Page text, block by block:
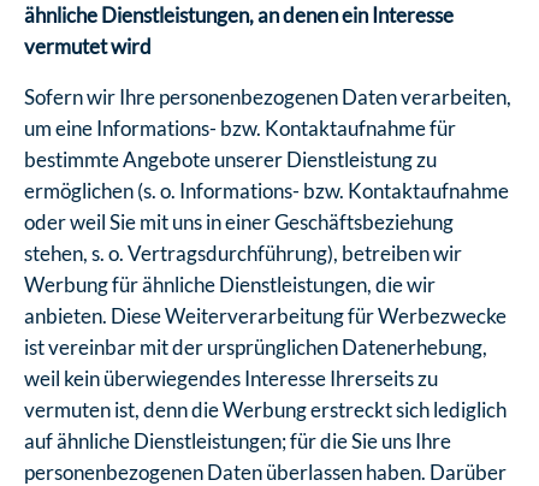
ähnliche Dienstleistungen, an denen ein Interesse
vermutet wird
Sofern wir Ihre personenbezogenen Daten verarbeiten,
um eine Informations- bzw. Kontaktaufnahme für
bestimmte Angebote unserer Dienstleistung zu
ermöglichen (s. o. Informations- bzw. Kontaktaufnahme
oder weil Sie mit uns in einer Geschäftsbeziehung
stehen, s. o. Vertragsdurchführung), betreiben wir
Werbung für ähnliche Dienstleistungen, die wir
anbieten. Diese Weiterverarbeitung für Werbezwecke
ist vereinbar mit der ursprünglichen Datenerhebung,
weil kein überwiegendes Interesse Ihrerseits zu
vermuten ist, denn die Werbung erstreckt sich lediglich
auf ähnliche Dienstleistungen; für die Sie uns Ihre
personenbezogenen Daten überlassen haben. Darüber